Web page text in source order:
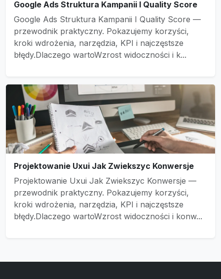
Google Ads Struktura Kampanii I Quality Score
Google Ads Struktura Kampanii I Quality Score —
przewodnik praktyczny. Pokazujemy korzyści,
kroki wdrożenia, narzędzia, KPI i najczęstsze
błędy.Dlaczego wartoWzrost widoczności i k...
Projektowanie Uxui Jak Zwiekszyc Konwersje
Projektowanie Uxui Jak Zwiekszyc Konwersje —
przewodnik praktyczny. Pokazujemy korzyści,
kroki wdrożenia, narzędzia, KPI i najczęstsze
błędy.Dlaczego wartoWzrost widoczności i konw...